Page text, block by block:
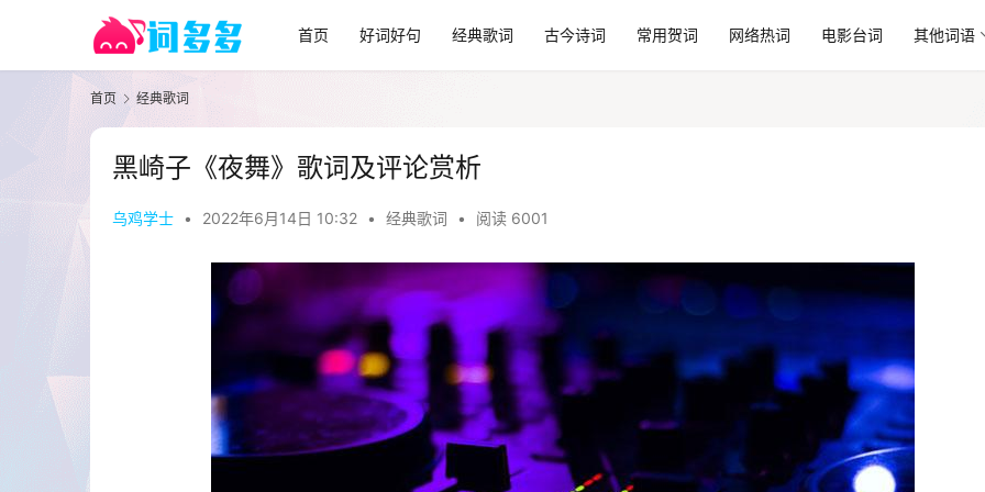
首页 好词好句 经典歌词 古今诗词 常用贺词 网络热词 电影台词 其他词语
首页 经典歌词
黑崎子《夜舞》歌词及评论赏析
乌鸡学士 • 2022年6月14日 10:32 • 经典歌词 • 阅读 6001